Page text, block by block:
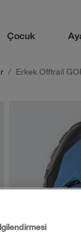
Çocuk
Erkek Offtrail